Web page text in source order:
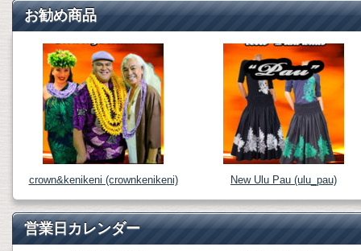
お勧め商品
crown&kenikeni (crownkenikeni) New Ulu Pau (ulu_pau)
営業日カレンダー